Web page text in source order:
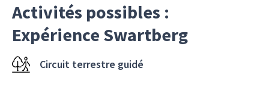
Activités possibles :
Expérience Swartberg
Circuit terrestre guidé